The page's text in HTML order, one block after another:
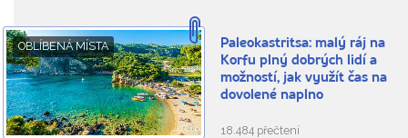
OBLÍBENÁ MÍSTA
Paleokastritsa: malý ráj na
Korfu plný dobrých lidí a
možností, jak využít čas na
dovolené naplno
18.484 přečtení